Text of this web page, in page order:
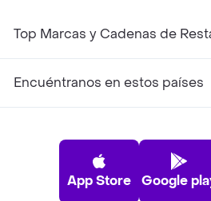
Top Marcas y Cadenas de
Encuéntranos en estos países
App Store Google